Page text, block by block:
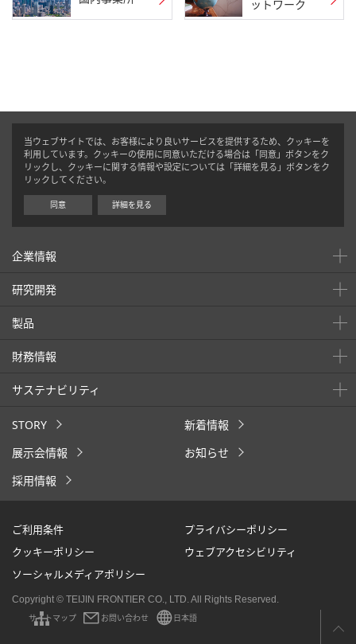
ットワーク
当ウェブサイトでは、お客様により良いサービスを提供するため、クッキーを
利用しています。クッキーの使用に同意いただける場合は「同意」ボタンをク
リックし、クッキーに関する情報や設定については「詳細を見る」ボタンをク
リックしてください。
同意 詳細を見る
企業情報
研究開発
製品
財務情報
サステナビリティ
STORY
新着情報
展示会情報
お知らせ
採用情報
ご利用条件
プライバシーポリシー
クッキーポリシー
ウェブアクセシビリティ
ソーシャルメディアポリシー
Copyright © TEIJIN FRONTIER CO., LTD. All Rights Reserved.
サイトマップ
お問い合わせ 日本語